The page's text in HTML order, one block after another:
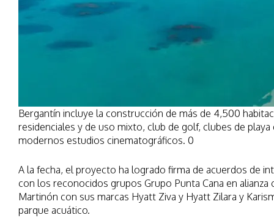
Bergantín incluye la construcción de más de 4,500
residenciales y de uso mixto, club de golf, clubes de
modernos estudios cinematográficos. 0
A la fecha, el proyecto ha logrado firma de acuerdos de
con los reconocidos grupos Grupo Punta Cana en
Martinón con sus marcas Hyatt Ziva y Hyatt Zilara y
parque acuático.